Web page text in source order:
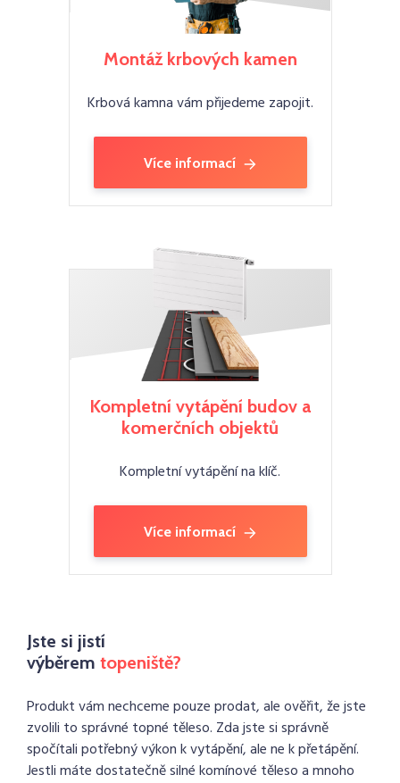
Montáž krbových kamen
Krbová kamna vám přijedeme zapojit.
Více informací
Kompletní vytápění budov a
komerčních objektů
Kompletní vytápění na klíč.
Více informací
Jste si jistí
výběrem topeniště?
Produkt vám nechceme pouze prodat, ale ověřit, že jste
zvolili to správné topné těleso. Zda jste si správně
spočítali potřebný výkon k vytápění, ale ne k přetápění.
Jestli máte dostatečně silné komínové těleso a mnoho